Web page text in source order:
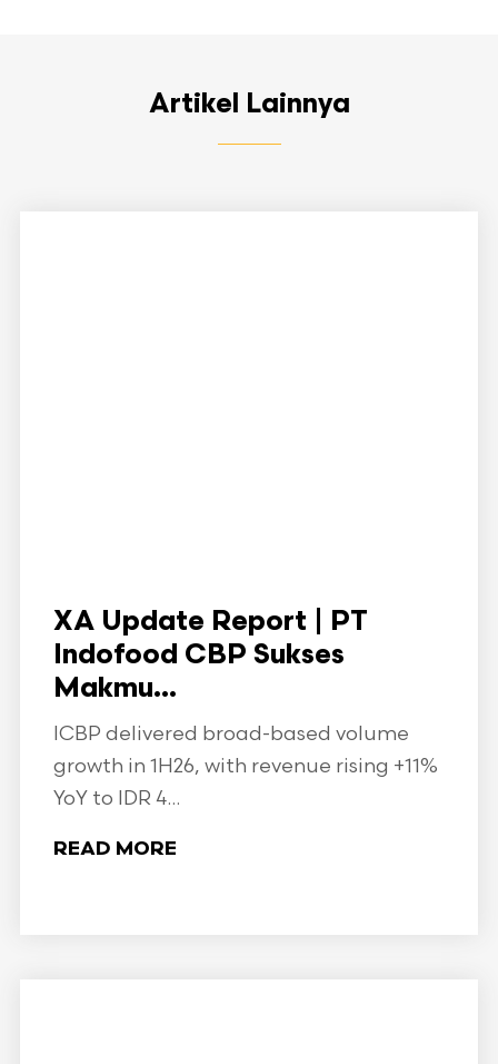
Artikel Lainnya
XA Update Report | PT
Indofood CBP Sukses
Makmu...
ICBP delivered broad-based volume
growth in 1H26, with revenue rising +11%
YoY to IDR 4...
READ MORE